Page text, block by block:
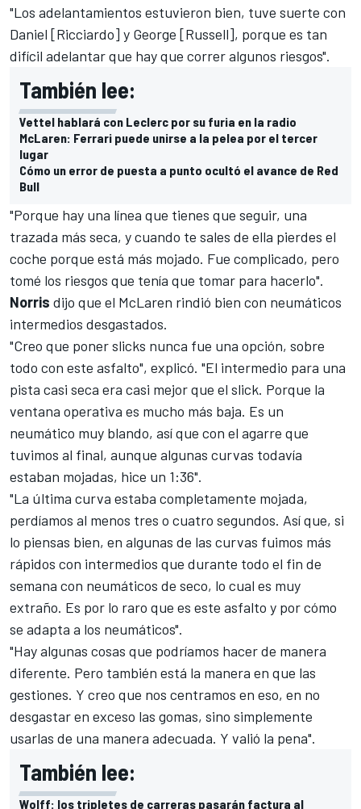
"Los adelantamientos estuvieron bien, tuve suerte con
Daniel [Ricciardo] y George [Russell], porque es tan
difícil adelantar que hay que correr algunos riesgos".
También lee:
Vettel hablará con Leclerc por su furia en la radio
McLaren: Ferrari puede unirse a la pelea por el tercer
lugar
Cómo un error de puesta a punto ocultó el avance de Red
Bull
"Porque hay una línea que tienes que seguir, una
trazada más seca, y cuando te sales de ella pierdes el
coche porque está más mojado. Fue complicado, pero
tomé los riesgos que tenía que tomar para hacerlo".
Norris dijo que el McLaren rindió bien con neumáticos
intermedios desgastados.
"Creo que poner slicks nunca fue una opción, sobre
todo con este asfalto", explicó. "El intermedio para una
pista casi seca era casi mejor que el slick. Porque la
ventana operativa es mucho más baja. Es un
neumático muy blando, así que con el agarre que
tuvimos al final, aunque algunas curvas todavía
estaban mojadas, hice un 1:36".
"La última curva estaba completamente mojada,
perdíamos al menos tres o cuatro segundos. Así que, si
lo piensas bien, en algunas de las curvas fuimos más
rápidos con intermedios que durante todo el fin de
semana con neumáticos de seco, lo cual es muy
extraño. Es por lo raro que es este asfalto y por cómo
se adapta a los neumáticos".
"Hay algunas cosas que podríamos hacer de manera
diferente. Pero también está la manera en que las
gestiones. Y creo que nos centramos en eso, en no
desgastar en exceso las gomas, sino simplemente
usarlas de una manera adecuada. Y valió la pena".
También lee:
Wolff: los tripletes de carreras pasarán factura al